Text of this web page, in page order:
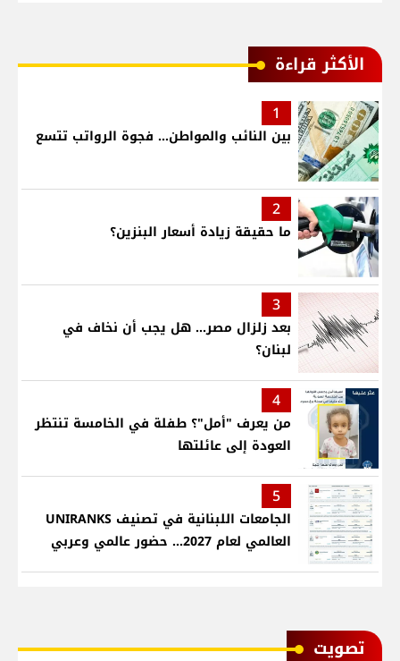
الأكثر قراءة
1
بين النائب والمواطن... فجوة الرواتب تتسع
2
ما حقيقة زيادة أسعار البنزين؟
3
بعد زلزال مصر... هل يجب أن نخاف في
لبنان؟
4
من يعرف "أمل"؟ طفلة في الخامسة تنتظر
العودة إلى عائلتها
5
الجامعات اللبنانية في تصنيف UNIRANKS
العالمي لعام 2027... حضور عالمي وعربي
ﺗﺼﻮﻳﺖ